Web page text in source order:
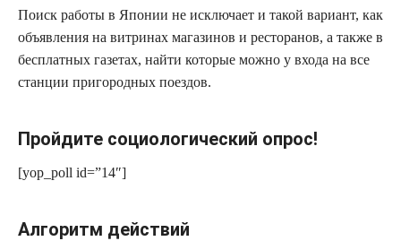
Поиск работы в Японии не исключает и такой вариант, как
объявления на витринах магазинов и ресторанов, а также в
бесплатных газетах, найти которые можно у входа на все
станции пригородных поездов.
Пройдите социологический опрос!
[yop_poll id=”14″]
Алгоритм действий